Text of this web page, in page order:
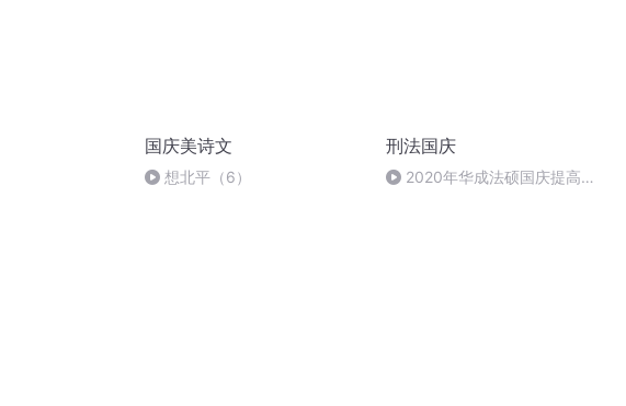
国庆美诗文
想北平（6）
刑法国庆
2020年华成法硕国庆提高班